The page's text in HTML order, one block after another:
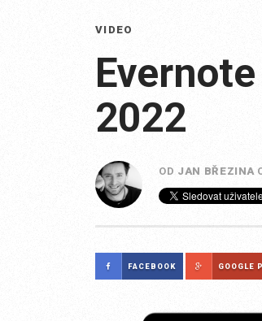
VIDEO
2022
OD JAN BŘEZINA
FACEBOOK GOOGLE